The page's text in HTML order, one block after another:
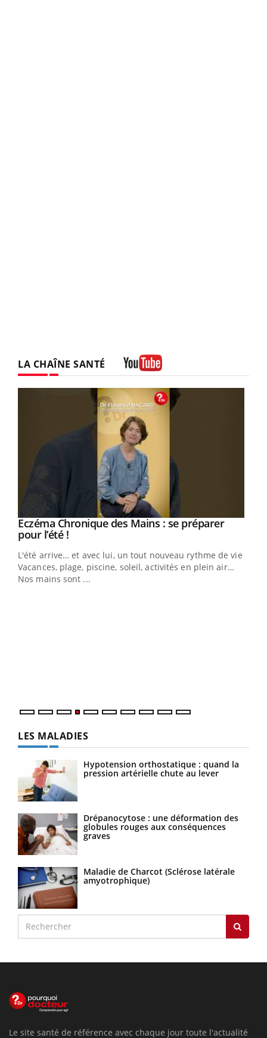
LA CHAÎNE SANTÉ
Youtube
Eczéma Chronique des Mains : se préparer
pour l’été !Youtube
L'été arrive… et avec lui, un tout nouveau rythme de vie !
Vacances, plage, piscine, soleil, activités en plein air…
Nos mains sont ...
LES MALADIES
Hypotension orthostatique : quand la
pression artérielle chute au lever
Drépanocytose : une déformation des
globules rouges aux conséquences
graves
Maladie de Charcot (Sclérose latérale
amyotrophique)
Le site santé de référence avec chaque jour toute l'actualité